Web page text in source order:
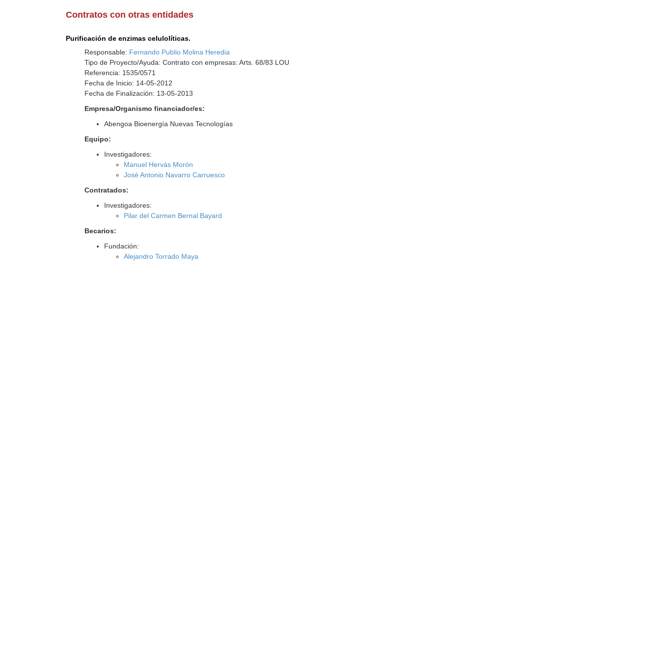
Contratos con otras entidades
Purificación de enzimas celulolíticas.
Responsable: Fernando Publio Molina Heredia
Tipo de Proyecto/Ayuda: Contrato con empresas: Arts. 68/83 LOU
Referencia: 1535/0571
Fecha de Inicio: 14-05-2012
Fecha de Finalización: 13-05-2013
Empresa/Organismo financiador/es:
Abengoa Bioenergía Nuevas Tecnologías
Equipo:
Investigadores:
Manuel Hervás Morón
José Antonio Navarro Carruesco
Contratados:
Investigadores:
Pilar del Carmen Bernal Bayard
Becarios:
Fundación:
Alejandro Torrado Maya